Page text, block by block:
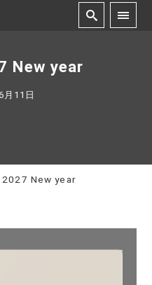
New year
11日
2027 New year